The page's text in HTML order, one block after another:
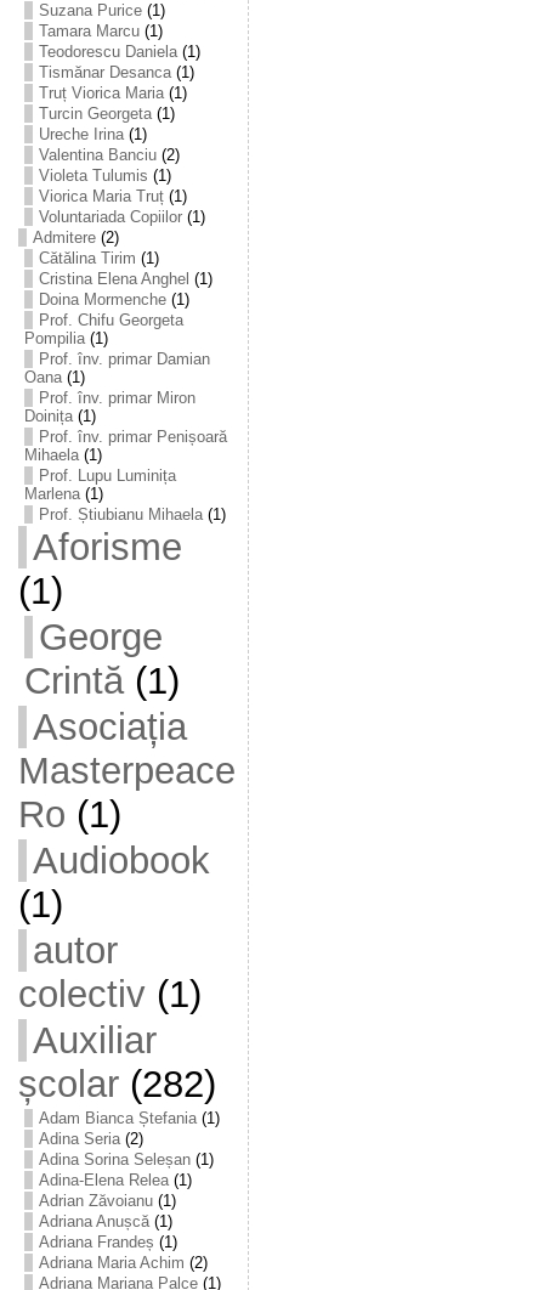
Suzana Purice(1)
Tamara Marcu(1)
Teodorescu Daniela(1)
Tismănar Desanca(1)
Truț Viorica Maria(1)
Turcin Georgeta(1)
Ureche Irina(1)
Valentina Banciu(2)
Violeta Tulumis (1)
Viorica Maria Truț(1)
Voluntariada Copiilor(1)
Admitere(2)
Cătălina Tirim (1)
Cristina Elena Anghel (1)
Doina Mormenche(1)
Prof. Chifu Georgeta
Pompilia(1)
Prof. înv. primar Damian
Oana(1)
Prof. înv. primar Miron
Doinița(1)
Prof. înv. primar Penișoară
Mihaela(1)
Prof. Lupu Luminița
Marlena(1)
Prof. Știubianu Mihaela(1)
Aforisme
(1)
George
Crintă(1)
Asociația
Masterpeace
Ro (1)
Audiobook
(1)
autor
colectiv(1)
Auxiliar
școlar(282)
Adam Bianca Ștefania(1)
Adina Seria(2)
Adina Sorina Seleșan(1)
Adina-Elena Relea(1)
Adrian Zăvoianu(1)
Adriana Anușcă(1)
Adriana Frandeș (1)
Adriana Maria Achim (2)
Adriana Mariana Palce(1)